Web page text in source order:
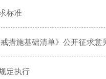
标准
措施基础清单》公开征求意
定执行